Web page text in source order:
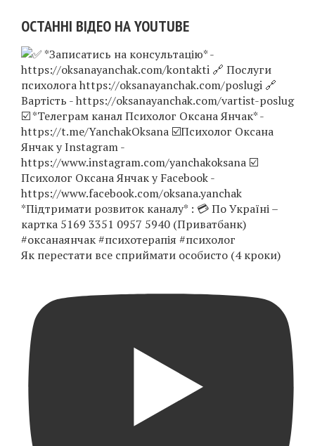
ОСТАННІ ВІДЕО НА YOUTUBE
Як перестати все сприймати особисто (4 кроки)